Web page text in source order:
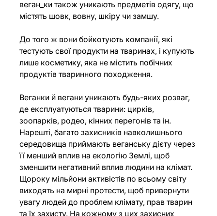
веган_ки також уникають предметів одягу, що
містять шовк, вовну, шкіру чи замшу.
До того ж вони бойкотують компанії, які
тестують свої продукти на тваринах, і купують
лише косметику, яка не містить побічних
продуктів тваринного походження.
Веганки й вегани уникають будь-яких розваг,
де експлуатуються тварини: цирків,
зоопарків, родео, кінних перегонів та ін.
Нарешті, багато захисників навколишнього
середовища приймають веганську дієту через
її менший вплив на екологію Землі, щоб
зменшити негативний вплив людини на клімат.
Щороку мільйони активістів по всьому світу
виходять на мирні протести, щоб привернути
увагу людей до проблем клімату, прав тварин
та їх захисту. На кожному з цих захисних